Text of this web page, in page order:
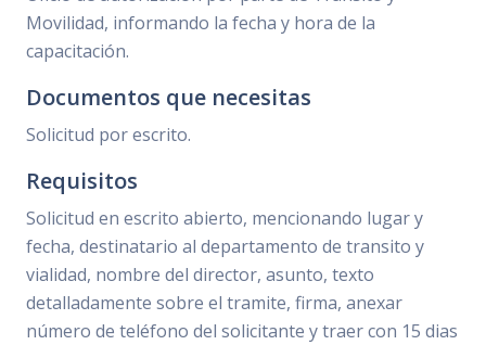
Movilidad, informando la fecha y hora de la
capacitación.
Documentos que necesitas
Solicitud por escrito.
Requisitos
Solicitud en escrito abierto, mencionando lugar y
fecha, destinatario al departamento de transito y
vialidad, nombre del director, asunto, texto
detalladamente sobre el tramite, firma, anexar
número de teléfono del solicitante y traer con 15 dias